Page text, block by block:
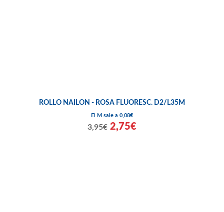
ROLLO NAILON - ROSA FLUORESC. D2/L35M
El M sale a 0,08€
3,95€ 2,75€